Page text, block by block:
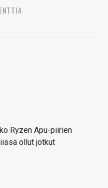
Ryzen Apu-piirien
ollut jotkut